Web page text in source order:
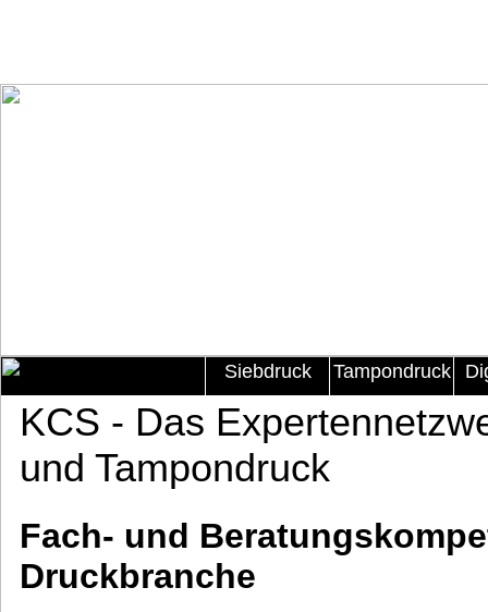
Siebdruck Tampondruck
KCS - Das
und Tampondruck
Fach- und
Druckbranche